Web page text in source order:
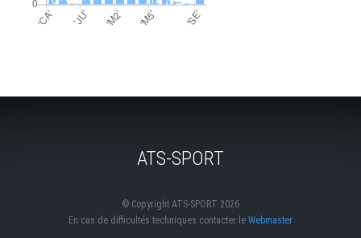
ATS-SPORT
© Copyright ATS-SPORT 2026
En cas de difficultés techniques contacter le Webmaster